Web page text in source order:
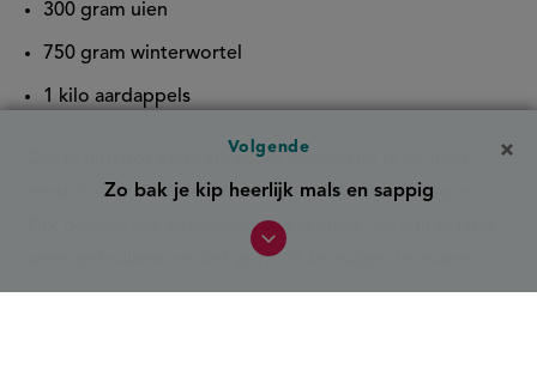
300 gram uien
750 gram winterwortel
1 kilo aardappels
Om je hutspot extra smaak te geven kun je de uien
eerst fruiten voordat je deze verwerkt in de hutspot.
: bewaar het kookvocht van je vlees, dit kun je later
weer gebruiken om het gerecht smeuïger te maken.
Volgende
Zo bak je kip heerlijk mals en sappig